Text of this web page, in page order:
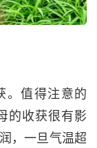
。值得注意的
的收获很有影
，一旦气温超